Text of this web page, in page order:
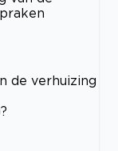
de verhuizing